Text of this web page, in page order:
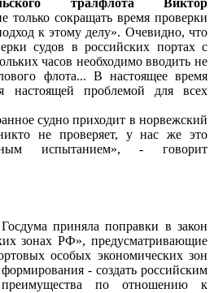
только сокращать время проверки
к этому делу». Очевидно, что
судов в российских портах с
часов необходимо вводить не
флота... В настоящее время
настоящей проблемой для всех
судно приходит в норвежский
не проверяет, у нас же это
испытанием», - говорит
приняла поправки в закон
зонах РФ», предусматривающие
особых экономических зон
- создать российским
преимущества по отношению к